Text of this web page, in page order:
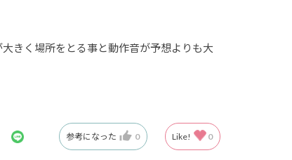
きく場所をとる事と動作音が予想よりも大
参考になった 0 Like! 0